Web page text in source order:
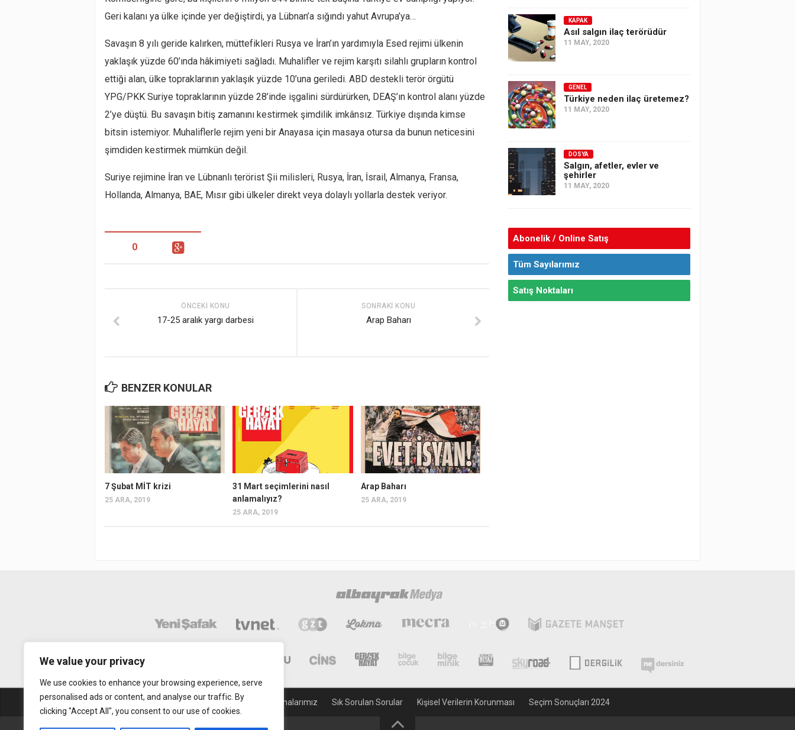
We value your privacy
We use cookies to enhance your browsing experience, serve
personalised ads or content, and analyse our traffic. By
clicking "Accept All", you consent to our use of cookies.
Geri kalanı ya ülke içinde yer değiştirdi, ya Lübnan’a sığındı yahut Avrupa’ya…
Savaşın 8 yılı geride kalırken, müttefikleri Rusya ve İran’ın yardımıyla Esed rejimi ülkenin
yaklaşık yüzde 60’ında hâkimiyeti sağladı. Muhalifler ve rejim karşıtı silahlı grupların kontrol
ettiği alan, ülke topraklarının yaklaşık yüzde 10’una geriledi. ABD destekli terör örgütü
YPG/PKK Suriye topraklarının yüzde 28’inde işgalini sürdürürken, DEAŞ’ın kontrol alanı yüzde
2’ye düştü. Bu savaşın bitiş zamanını kestirmek şimdilik imkânsız. Türkiye dışında kimse
bitsin istemiyor. Muhaliflerle rejim yeni bir Anayasa için masaya otursa da bunun neticesini
şimdiden kestirmek mümkün değil.
Suriye rejimine İran ve Lübnanlı terörist Şii milisleri, Rusya, İran, İsrail, Almanya, Fransa,
Hollanda, Almanya, BAE, Mısır gibi ülkeler direkt veya dolaylı yollarla destek veriyor.
0
SONRAKI KONU
Arap Baharı
ÖNCEKI KONU
17-25 aralık yargı darbesi
BENZER KONULAR
7 Şubat MİT krizi
25 ARA, 2019
31 Mart seçimlerini nasıl
anlamalıyız?
25 ARA, 2019
Arap Baharı
25 ARA, 2019
KAPAK
Asıl salgın ilaç terörüdür
11 MAY, 2020
GENEL
Türkiye neden ilaç üretemez?
11 MAY, 2020
DOSYA
Salgın, afetler, evler ve
şehirler
11 MAY, 2020
Abonelik / Online Satış
Tüm Sayılarımız
Satış Noktaları
Abonelik Mobil Uygulamalarımız Sık Sorulan Sorular Kişisel Verilerin Korunması Seçim Sonuçları 2024